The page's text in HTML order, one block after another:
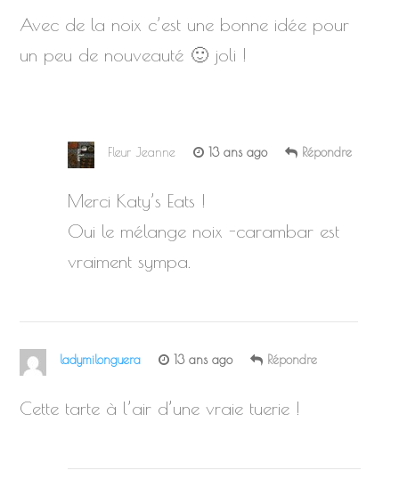
Avec de la noix c’est une bonne idée pour
un peu de nouveauté 🙂 joli !
Fleur Jeanne 13 ans ago Répondre
Merci Katy’s Eats !
Oui le mélange noix -carambar est
vraiment sympa.
ladymilonguera 13 ans ago Répondre
Cette tarte à l’air d’une vraie tuerie !